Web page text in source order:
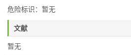
危险标识：暂无
文献
暂无